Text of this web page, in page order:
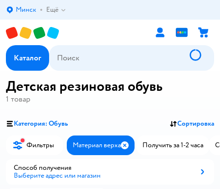
Выбор адреса доставки.
Минск Ещё
Каталог
Детская резиновая обувь
1 товар
Категория: Обувь Сортировка
Фильтры Материал верха ЗакрытьПолучить за 1-2 часа
Способ получения
Выберите адрес или магазин